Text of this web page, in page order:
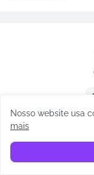
Nosso website usa
mais